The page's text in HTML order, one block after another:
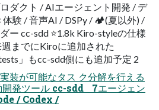
ダクト / AIエージェント開発 / デ
体験 / ⾳声AI / DSPy / 🏕(夏以外) /
ー cc-sdd ⭐1.8k Kiro-styleの仕様
までにKiroに追加された
」もcc-sdd側にも追加予定 2
装が可能なタス ク分解を⾏える
開発ツール cc-sdd 7エージェン
/ Codex /